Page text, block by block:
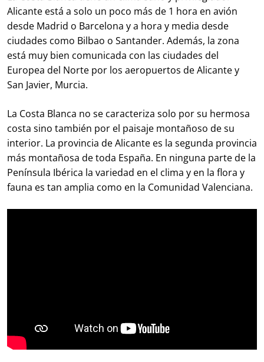
Alicante está a solo un poco más de 1 hora en avión
desde Madrid o Barcelona y a hora y media desde
ciudades como Bilbao o Santander. Además, la zona
está muy bien comunicada con las ciudades del
Europea del Norte por los aeropuertos de Alicante y
San Javier, Murcia.
La Costa Blanca no se caracteriza solo por su hermosa
costa sino también por el paisaje montañoso de su
interior. La provincia de Alicante es la segunda provincia
más montañosa de toda España. En ninguna parte de la
Península Ibérica la variedad en el clima y en la flora y
fauna es tan amplia como en la Comunidad Valenciana.